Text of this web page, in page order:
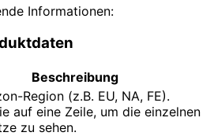
Informationen:
Beschreibung
Region (z.B. EU, NA, FE).
auf eine Zeile, um die einzelnen
zu sehen.